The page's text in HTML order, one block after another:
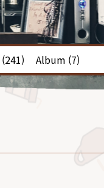
(241) Album (7)